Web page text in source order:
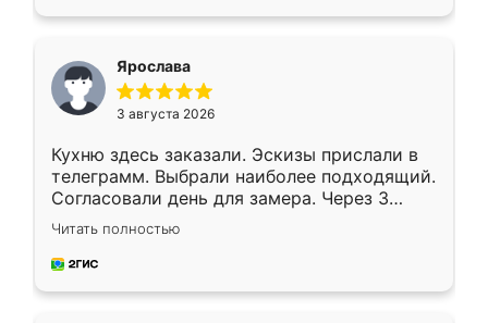
Ярослава
3 августа 2026
Кухню здесь заказали. Эскизы прислали в
телеграмм. Выбрали наиболее подходящий.
Согласовали день для замера. Через 3
недели кухня была уже готова. Остались
довольны работой. Спасибо Ренессанс
мебель за качественную работу!
Читать полностью